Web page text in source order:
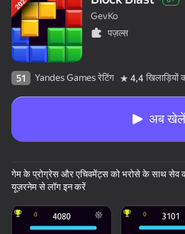
GevKo
पज़ल्स
51 Yandes Games रेटिंग 4,4 खिलाड़ियों
अब खेलें
गेम के प्रोग्रेस और एचिवमेंट्स को भरोसे के साथ सेव
यूज़रनेम से लॉग इन करें